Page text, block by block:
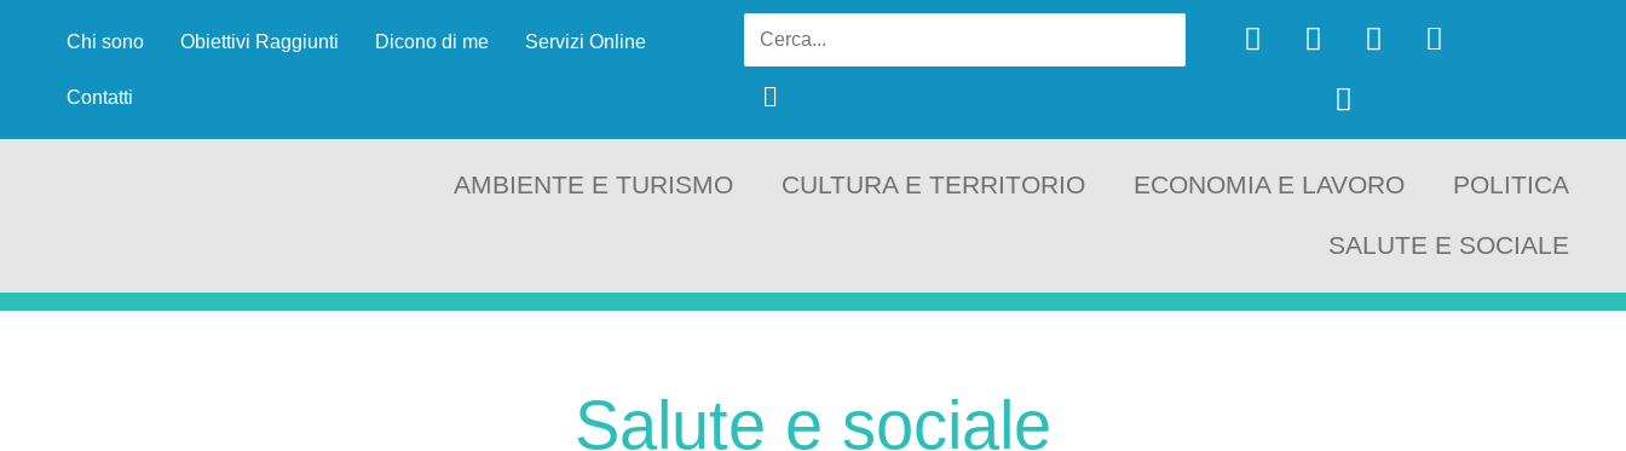
Chi sono Obiettivi Raggiunti Dicono di me Servizi Online
Contatti
AMBIENTE E TURISMO CULTURA E TERRITORIO ECONOMIA E LAVORO POLITICA
SALUTE E SOCIALE
Salute e sociale